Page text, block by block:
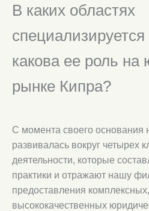
В каких областях
какова ее роль на
рынке Кипра?
С момента своего
развивалась вокруг четырех
деятельности, которые
практики и отражают нашу
предоставления
высококачественных